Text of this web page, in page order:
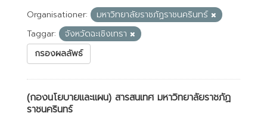
Organisationer:
มหาวิทยาลัยราชภัฏราชนครินทร์
Taggar:
จังหวัดฉะเชิงเทรา
กรองผลลัพธ์
(กองนโยบายและแผน) สารสนเทศ มหาวิทยาลัยราชภัฏ
ราชนครินทร์